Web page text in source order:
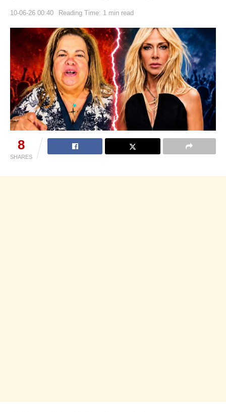
10-06-26 00:40 Reading Time: 1 min read
8
SHARES